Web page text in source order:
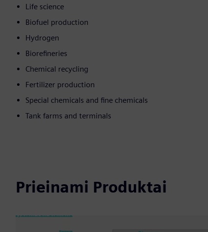
Life science
Biofuel production
Hydrogen
Biorefineries
Chemical recycling
Fertilizer production
Special chemicals and fine chemicals
Tank farms and terminals
Prieinami Produktai